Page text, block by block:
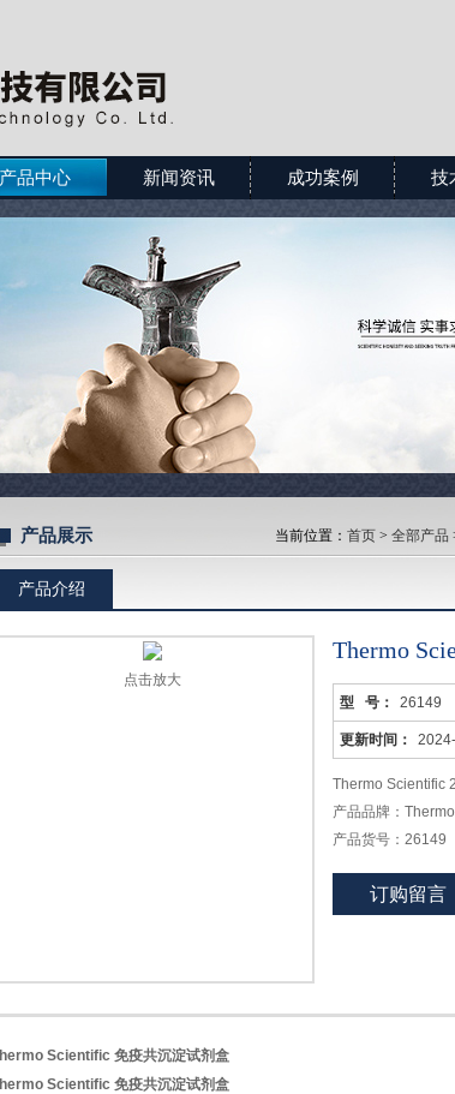
品中心 新闻资讯 成功案例 技
产品展示 当前位置： 首页 > 全部产品
产品介绍
点击放大
Thermo
型 号： 26149
更新时间：
Thermo Scientific
产品品牌：
产品货号：26149
英文名称：
订购留言
Scientific 免疫共沉淀试剂盒
Scientific 免疫共沉淀试剂盒